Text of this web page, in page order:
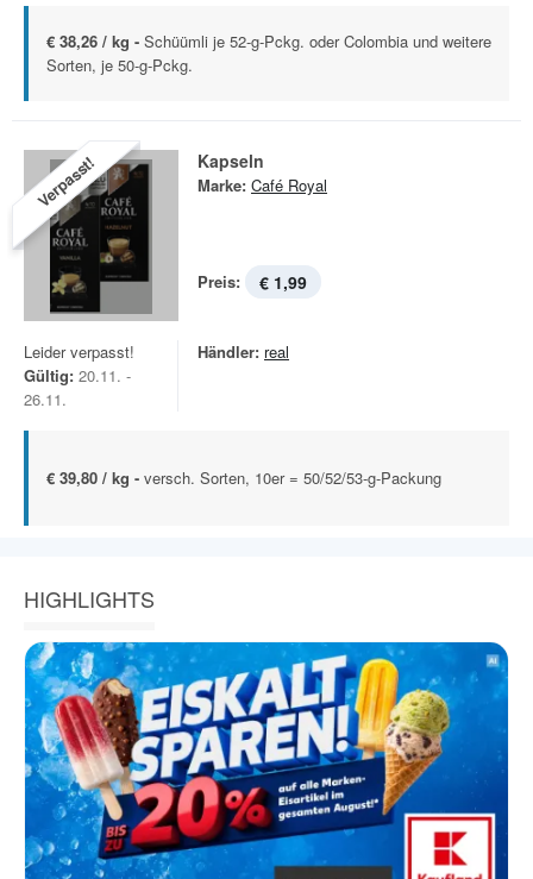
€ 38,26 / kg - Schüümli je 52-g-Pckg. oder Colombia und weitere
Sorten, je 50-g-Pckg.
Verpasst! Kapseln
Marke: Café Royal
Preis: € 1,99
Leider verpasst!
Gültig: 20.11. -
26.11.
Händler: real
€ 39,80 / kg - versch. Sorten, 10er = 50/52/53-g-Packung
HIGHLIGHTS